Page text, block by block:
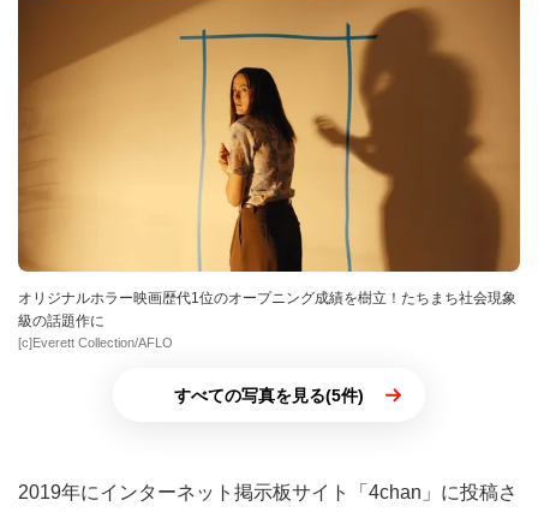
オリジナルホラー映画歴代1位のオープニング成績を樹立！たちまち社会現象
級の話題作に
[c]Everett Collection/AFLO
すべての写真を見る(5件)
2019年にインターネット掲示板サイト「4chan」に投稿さ